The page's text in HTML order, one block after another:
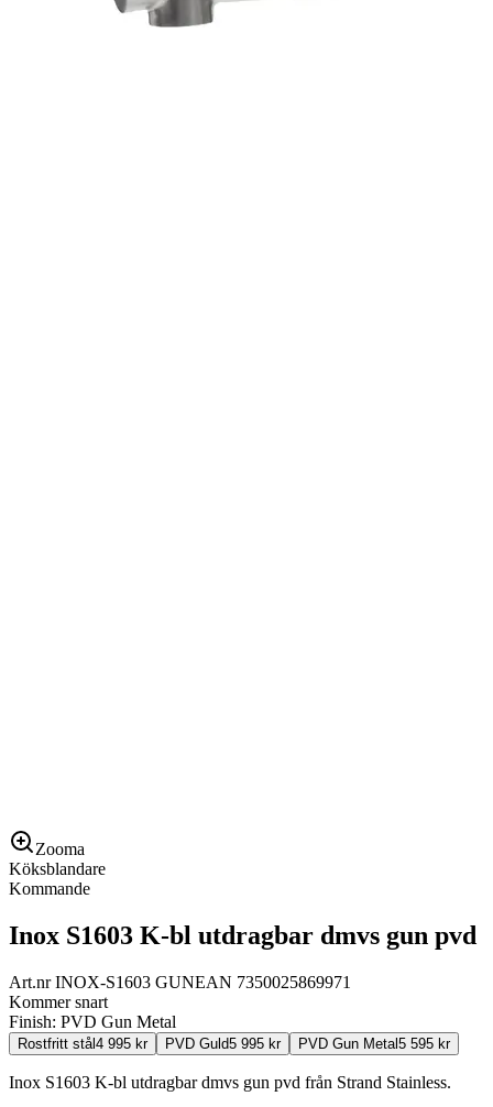
Zooma
Köksblandare
Kommande
Inox S1603 K-bl utdragbar dmvs gun pvd
Art.nrINOX-S1603 GUNEAN 7350025869971
Kommer snart
Finish: PVD Gun Metal
Rostfritt stål 4 995 kr PVD Guld5 995 kr PVD Gun Metal 5 595 kr
Inox S1603 K-bl utdragbar dmvs gun pvd från Strand Stainless.